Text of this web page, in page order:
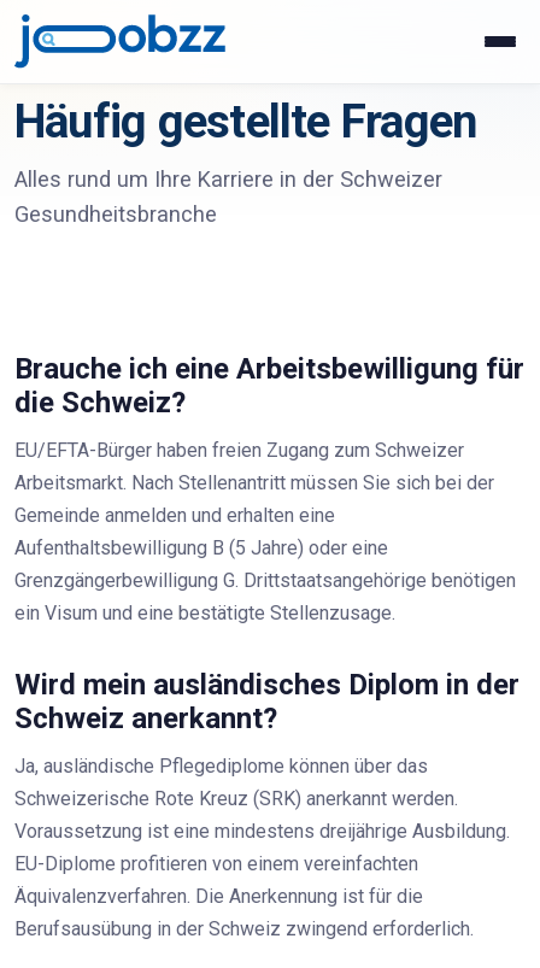
Häufig gestellte Fragen
Alles rund um Ihre Karriere in der Schweizer
Gesundheitsbranche
Brauche ich eine Arbeitsbewilligung für
die Schweiz?
EU/EFTA-Bürger haben freien Zugang zum Schweizer
Arbeitsmarkt. Nach Stellenantritt müssen Sie sich bei der
Gemeinde anmelden und erhalten eine
Aufenthaltsbewilligung B (5 Jahre) oder eine
Grenzgängerbewilligung G. Drittstaatsangehörige benötigen
ein Visum und eine bestätigte Stellenzusage.
Wird mein ausländisches Diplom in der
Schweiz anerkannt?
Ja, ausländische Pflegediplome können über das
Schweizerische Rote Kreuz (SRK) anerkannt werden.
Voraussetzung ist eine mindestens dreijährige Ausbildung.
EU-Diplome profitieren von einem vereinfachten
Äquivalenzverfahren. Die Anerkennung ist für die
Berufsausübung in der Schweiz zwingend erforderlich.